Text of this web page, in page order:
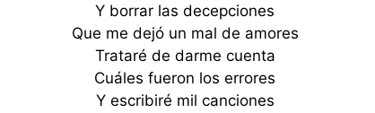
Y borrar las decepciones
Que me dejó un mal de amores
Trataré de darme cuenta
Cuáles fueron los errores
Y escribiré mil canciones